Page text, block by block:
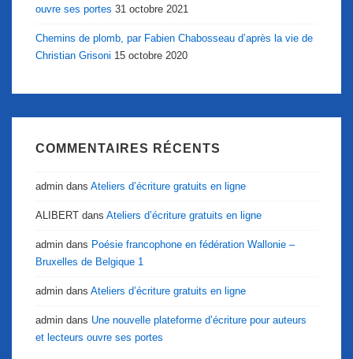
ouvre ses portes 31 octobre 2021
Chemins de plomb, par Fabien Chabosseau d’après la vie de
Christian Grisoni 15 octobre 2020
COMMENTAIRES RÉCENTS
admin dans Ateliers d’écriture gratuits en ligne
ALIBERT dans Ateliers d’écriture gratuits en ligne
admin dans Poésie francophone en fédération Wallonie –
Bruxelles de Belgique 1
admin dans Ateliers d’écriture gratuits en ligne
admin dans Une nouvelle plateforme d’écriture pour auteurs
et lecteurs ouvre ses portes